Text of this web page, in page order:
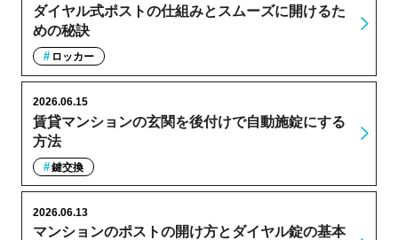
ダイヤル式ポストの仕組みとスムーズに開けるた
めの秘訣
ロッカー
賃貸マンションの玄関を後付けで自動施錠にする
方法
2026.06.15
鍵交換
マンションのポストの開け方とダイヤル錠の基本
2026.06.13